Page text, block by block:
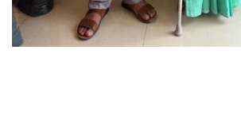
ओडिशा
झारखंड